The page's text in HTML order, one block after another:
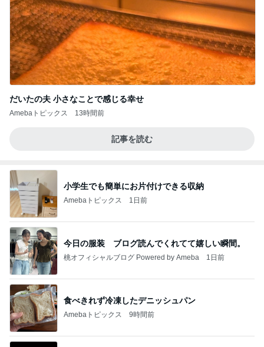
だいたの夫 小さなことで感じる幸せ
Amebaトピックス 13時間前
記事を読む
小学生でも簡単にお片付けできる収納
Amebaトピックス 1日前
今日の服装 ブログ読んでくれてて嬉しい瞬間。
桃オフィシャルブログ Powered by Ameba 1日前
食べきれず冷凍したデニッシュパン
Amebaトピックス 9時間前